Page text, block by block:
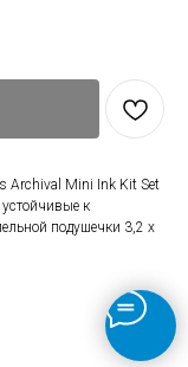
Archival Mini Ink Kit Set
к
подушечки 3,2 х